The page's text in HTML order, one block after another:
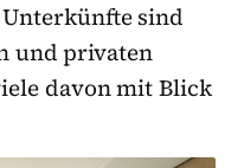
sind
und privaten
davon mit Blick